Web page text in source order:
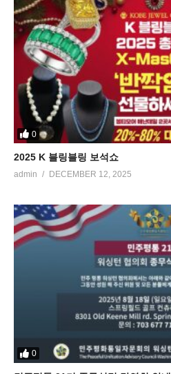
0
2025 K 블링블링 보석쇼
admin DECEMBER 12, 2025
0